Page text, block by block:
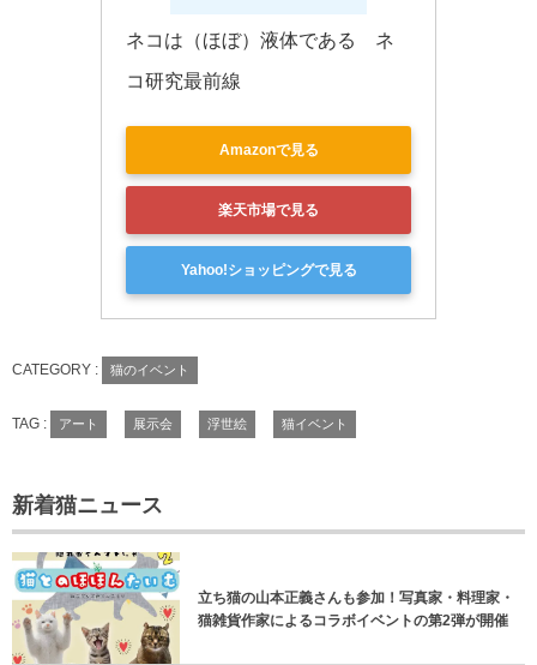
ネコは（ほぼ）液体である　ネ
コ研究最前線
Amazonで見る
楽天市場で見る
Yahoo!ショッピングで見る
CATEGORY : 猫のイベント
TAG : アート 展示会 浮世絵 猫イベント
新着猫ニュース
立ち猫の山本正義さんも参加！写真家・料理家・
猫雑貨作家によるコラボイベントの第2弾が開催